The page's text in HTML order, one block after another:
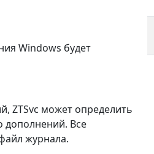
Windows будет
ZTSvc может определить
дополнений. Все
журнала.